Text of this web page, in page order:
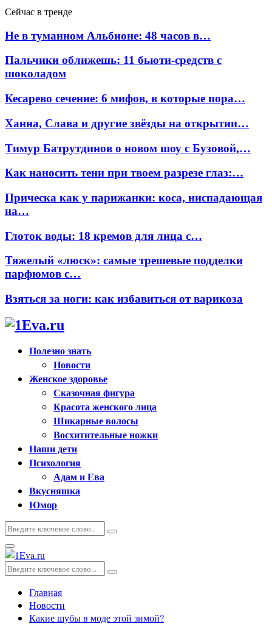
Сейчас в тренде
Не в туманном Альбионе: 48 часов в…
Пальчики оближешь: 11 бьюти-средств с
шоколадом
Кесарево сечение: 6 мифов, в которые пора…
Ханна, Слава и другие звёзды на открытии…
Тимур Батрутдинов о новом шоу с Бузовой,…
Как наносить тени при твоем разрезе глаз:…
Прическа как у парижанки: коса, ниспадающая
на…
Глоток воды: 18 кремов для лица с…
Тяжелый «люск»: самые трешевые подделки
парфюмов с…
Взяться за ноги: как избавиться от варикоза
Полезно знать
Новости
Женское здоровье
Сказочная фигура
Красота женского лица
Шикарные волосы
Восхитительные ножки
Наши дети
Психология
Адам и Ева
Вкусняшка
Юмор
Искать:
Поиск
Основное
меню
Искать:
Поиск
Главная
Новости
Какие шубы в моде этой зимой?